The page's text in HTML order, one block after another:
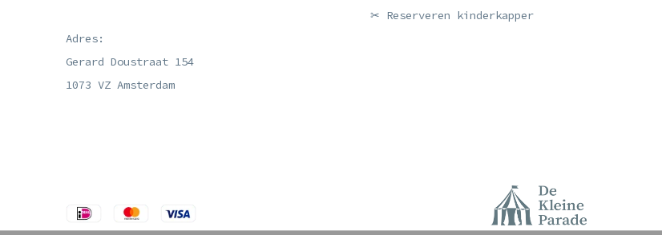
Adres:
Gerard Doustraat 154
1073 VZ Amsterdam
✂ Reserveren kinderkapper